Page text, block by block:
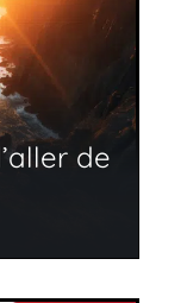
de